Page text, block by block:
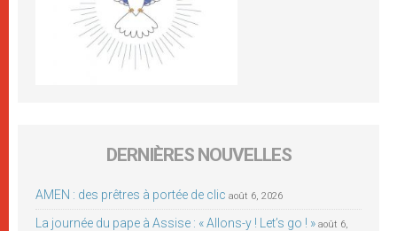
DERNIÈRES NOUVELLES
AMEN : des prêtres à portée de clic août 6, 2026
La journée du pape à Assise : « Allons-y ! Let’s go ! » août 6,